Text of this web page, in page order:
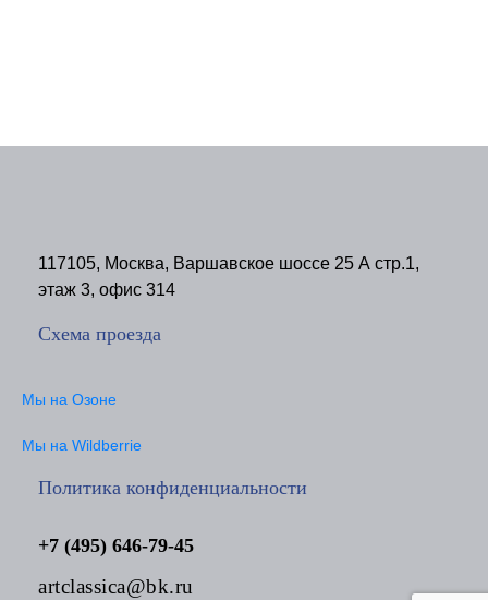
117105, Москва, Варшавское шоссе 25 А стр.1,
этаж 3, офис 314
Схема проезда
Мы на Озоне
Мы на Wildberrie
Политика конфиденциальности
+7 (495) 646-79-45
artclassica@bk.ru